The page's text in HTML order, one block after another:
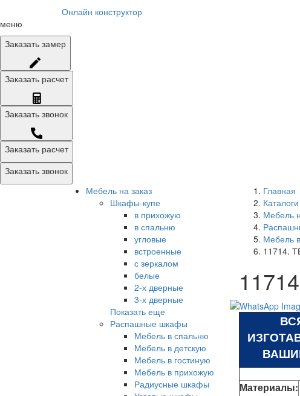
Онлайн конструктор
меню
Заказать замер
Заказать расчет
Заказать звонок
Заказать расчет
Заказать звонок
Мебель на заказ
Шкафы-купе
в прихожую
в спальню
угловые
встроенные
с зеркалом
белые
2-х дверные
3-х дверные
Показать еще
Распашные шкафы
Мебель в спальню
Мебель в детскую
Мебель в гостиную
Мебель в прихожую
Радиусные шкафы
Главная
Мебель
Мебель
11714.
Материалы: